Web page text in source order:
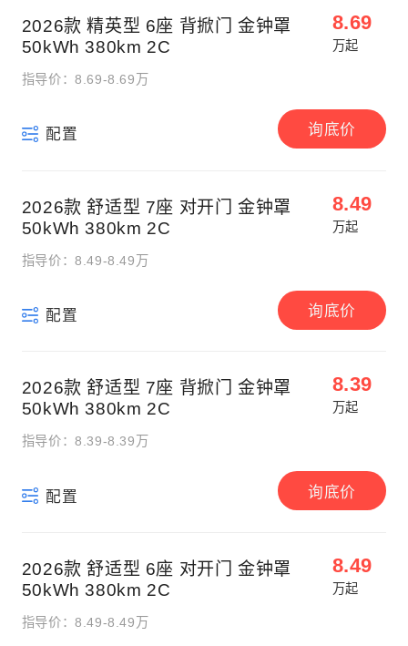
2026款 精英型 6座 背掀门 金钟罩
50kWh 380km 2C
8.69
万起
指导价：8.69-8.69万
配置 询底价
2026款 舒适型 7座 对开门 金钟罩
50kWh 380km 2C
8.49
万起
指导价：8.49-8.49万
配置 询底价
2026款 舒适型 7座 背掀门 金钟罩
50kWh 380km 2C
8.39
万起
指导价：8.39-8.39万
配置 询底价
2026款 舒适型 6座 对开门 金钟罩
50kWh 380km 2C
8.49
万起
指导价：8.49-8.49万